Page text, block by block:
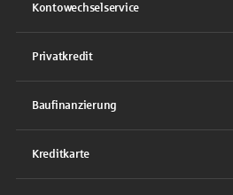
Kontowechselservice
Privatkredit
Baufinanzierung
Kreditkarte